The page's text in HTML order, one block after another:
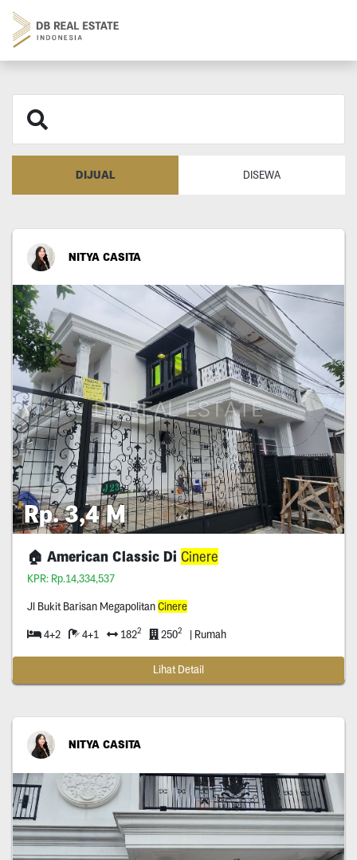
DIJUAL DISEWA
NITYA CASITA
Rp. 3,4 M
🏠 American Classic Di Cinere
KPR: Rp.14,334,537
Jl Bukit Barisan MegapolitanCinere
4+2 4+1 1822 2502 | Rumah
Lihat Detail
NITYA CASITA